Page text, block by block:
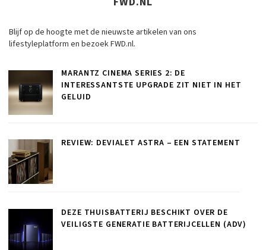
Blijf op de hoogte met de nieuwste artikelen van ons
lifestyleplatform en bezoek FWD.nl.
MARANTZ CINEMA SERIES 2: DE
INTERESSANTSTE UPGRADE ZIT NIET IN HET
GELUID
REVIEW: DEVIALET ASTRA – EEN STATEMENT
DEZE THUISBATTERIJ BESCHIKT OVER DE
VEILIGSTE GENERATIE BATTERIJCELLEN (ADV)